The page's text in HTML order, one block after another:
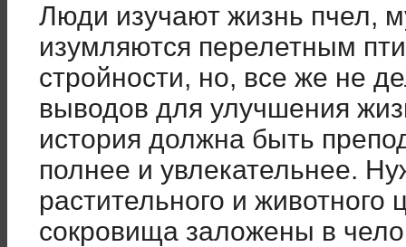
Люди изучают жизнь пчел,
изумляются перелетным
стройности, но, все же не
выводов для улучшения
история должна быть
полнее и увлекательнее.
растительного и животного
сокровища заложены в